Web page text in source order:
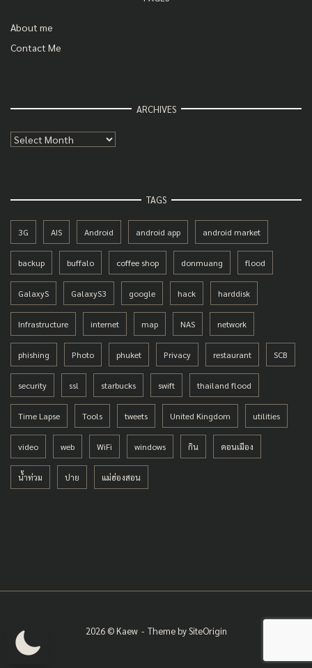
About me
Contact Me
ARCHIVES
Archives
TAGS
3G AIS Android android app android market
backup buffalo coffee shop donmuang flood
GalaxyS GalaxyS3 google hack harddisk
Infrastructure internet map NAS network
phishing Photo phuket Privacy restaurant SCB
security ssl starbucks swift thailand flood
Time Lapse Tools tweets United Kingdom utilities
video web WiFi windows กิน ดอนเมือง
น้ำท่วม ปาย แม่ฮ่องสอน
2026 © Kaew Theme bySiteOrigin